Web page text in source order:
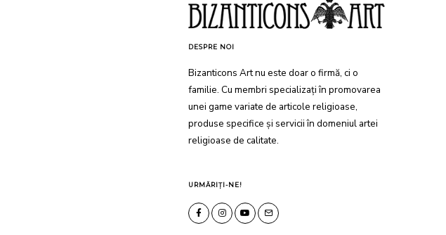
DESPRE NOI
Bizanticons Art nu este doar o firmă, ci o
familie. Cu membri specializați în promovarea
unei game variate de articole religioase,
produse specifice și servicii în domeniul artei
religioase de calitate.
URMĂRIȚI-NE!